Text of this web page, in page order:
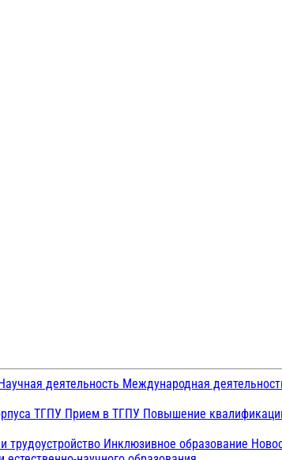
деятельность Международная
ТГПУ Прием в ТГПУ Повышение
трудоустройство Инклюзивное образование